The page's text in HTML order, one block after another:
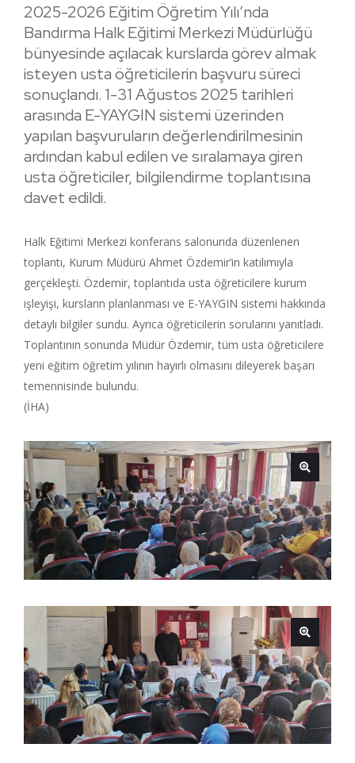
2025-2026 Eğitim Öğretim Yılı’nda
Bandırma Halk Eğitimi Merkezi Müdürlüğü
bünyesinde açılacak kurslarda görev almak
isteyen usta öğreticilerin başvuru süreci
sonuçlandı. 1-31 Ağustos 2025 tarihleri
arasında E-YAYGIN sistemi üzerinden
yapılan başvuruların değerlendirilmesinin
ardından kabul edilen ve sıralamaya giren
usta öğreticiler, bilgilendirme toplantısına
davet edildi.
Halk Eğitimi Merkezi konferans salonunda düzenlenen
toplantı, Kurum Müdürü Ahmet Özdemir’in katılımıyla
gerçekleşti. Özdemir, toplantıda usta öğreticilere kurum
işleyişi, kursların planlanması ve E-YAYGIN sistemi hakkında
detaylı bilgiler sundu. Ayrıca öğreticilerin sorularını yanıtladı.
Toplantının sonunda Müdür Özdemir, tüm usta öğreticilere
yeni eğitim öğretim yılının hayırlı olmasını dileyerek başarı
temennisinde bulundu.
(İHA)